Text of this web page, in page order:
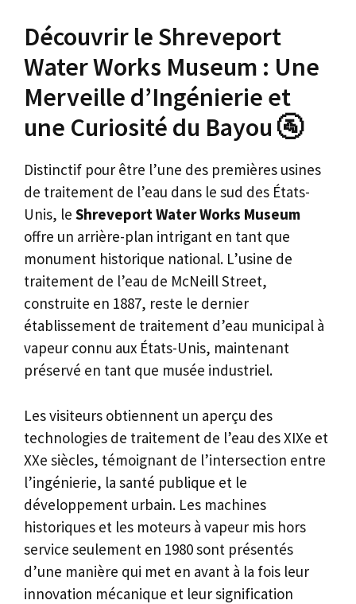
Découvrir le Shreveport
Water Works Museum : Une
Merveille d’Ingénierie et
une Curiosité du Bayou 🚰
Distinctif pour être l’une des premières usines
de traitement de l’eau dans le sud des États-
Unis, le Shreveport Water Works Museum
offre un arrière-plan intrigant en tant que
monument historique national. L’usine de
traitement de l’eau de McNeill Street,
construite en 1887, reste le dernier
établissement de traitement d’eau municipal à
vapeur connu aux États-Unis, maintenant
préservé en tant que musée industriel.
Les visiteurs obtiennent un aperçu des
technologies de traitement de l’eau des XIXe et
XXe siècles, témoignant de l’intersection entre
l’ingénierie, la santé publique et le
développement urbain. Les machines
historiques et les moteurs à vapeur mis hors
service seulement en 1980 sont présentés
d’une manière qui met en avant à la fois leur
innovation mécanique et leur signification